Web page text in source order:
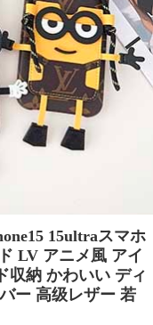
15ultraスマホ
LV アニメ風 アイ
収納 かわいい ディ
ー 高级レザー 若